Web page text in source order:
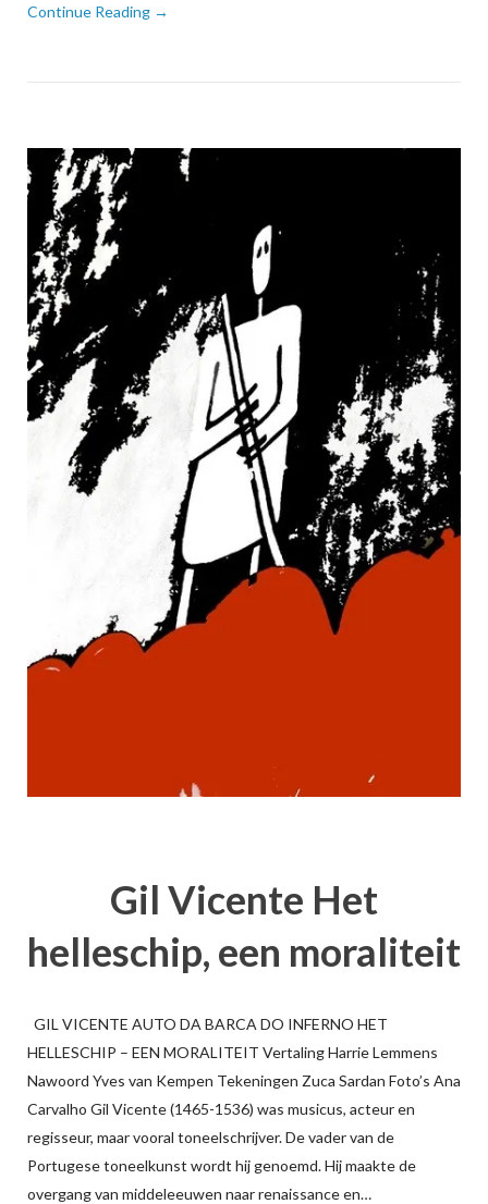
Continue Reading →
Gil Vicente Het
helleschip, een moraliteit
GIL VICENTE AUTO DA BARCA DO INFERNO HET
HELLESCHIP – EEN MORALITEIT Vertaling Harrie Lemmens
Nawoord Yves van Kempen Tekeningen Zuca Sardan Foto’s Ana
Carvalho Gil Vicente (1465-1536) was musicus, acteur en
regisseur, maar vooral toneelschrijver. De vader van de
Portugese toneelkunst wordt hij genoemd. Hij maakte de
overgang van middeleeuwen naar renaissance en…